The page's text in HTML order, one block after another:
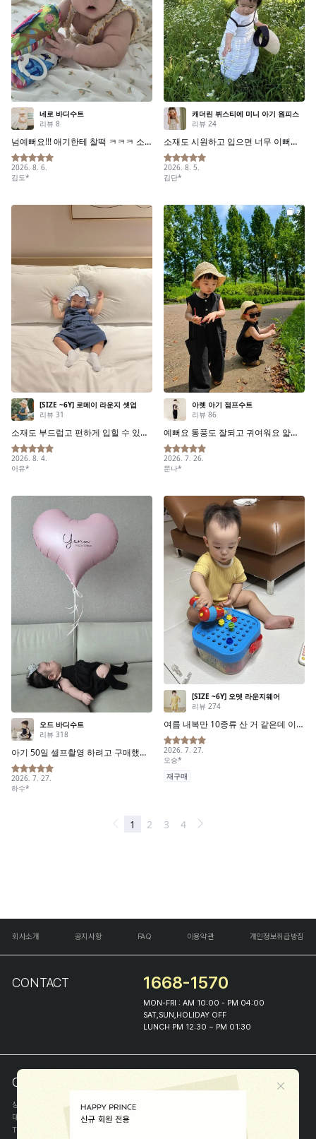
회사소개 공지사항 FAQ 이용약관 개인정보취급방침
CONTACT 1668-1570
MON-FRI : AM 10:00 - PM 04:00
SAT,SUN,HOLIDAY OFF
LUNCH PM 12:30 ~ PM 01:30
COMPANY INFO
상호
(주)해피프린스
대표
이화진
TEL